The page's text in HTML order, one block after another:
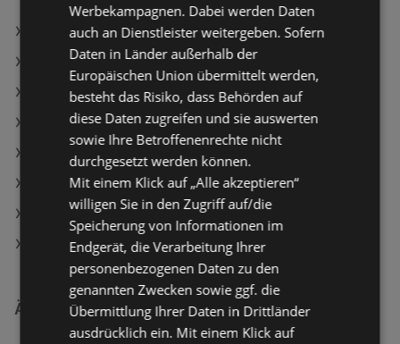
Lagerhaus Angebote
Dehner Garten-Center Angebote
OBI Angebote
Aktuelle hagebaumarkt Flugblätter
Aktuelle Dehner Garten-Center Flugblätter
Aktuelle Hagebau Lieb Markt Flugblätter
Aktuelle OBI Flugblätter
Aktuelle Hornbach Flugblätter
Ähnliche Händler
Werbekampagnen. Dabei werden Daten
auch an Dienstleister weitergeben. Sofern
Daten in Länder außerhalb der
Europäischen Union übermittelt werden,
besteht das Risiko, dass Behörden auf
diese Daten zugreifen und sie auswerten
sowie Ihre Betroffenenrechte nicht
durchgesetzt werden können.
Mit einem Klick auf „Alle akzeptieren“
willigen Sie in den Zugriff auf/die
Speicherung von Informationen im
Endgerät, die Verarbeitung Ihrer
personenbezogenen Daten zu den
genannten Zwecken sowie ggf. die
Übermittlung Ihrer Daten in Drittländer
ausdrücklich ein. Mit einem Klick auf